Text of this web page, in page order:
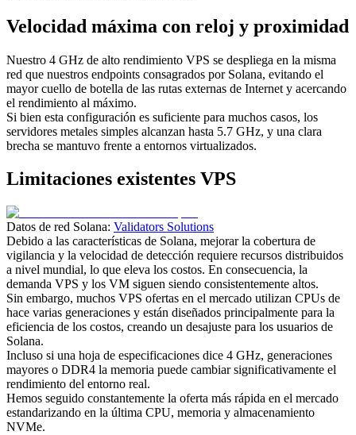
Velocidad máxima con reloj y proximidad
Nuestro 4 GHz de alto rendimiento VPS se despliega en la misma
red que nuestros endpoints consagrados por Solana, evitando el
mayor cuello de botella de las rutas externas de Internet y acercando
el rendimiento al máximo.
Si bien esta configuración es suficiente para muchos casos, los
servidores metales simples alcanzan hasta 5.7 GHz, y una clara
brecha se mantuvo frente a entornos virtualizados.
Limitaciones existentes VPS
Datos de red Solana: Validators Solutions
Debido a las características de Solana, mejorar la cobertura de
vigilancia y la velocidad de detección requiere recursos distribuidos
a nivel mundial, lo que eleva los costos. En consecuencia, la
demanda VPS y los VM siguen siendo consistentemente altos.
Sin embargo, muchos VPS ofertas en el mercado utilizan CPUs de
hace varias generaciones y están diseñados principalmente para la
eficiencia de los costos, creando un desajuste para los usuarios de
Solana.
Incluso si una hoja de especificaciones dice 4 GHz, generaciones
mayores o DDR4 la memoria puede cambiar significativamente el
rendimiento del entorno real.
Hemos seguido constantemente la oferta más rápida en el mercado
estandarizando en la última CPU, memoria y almacenamiento
NVMe.